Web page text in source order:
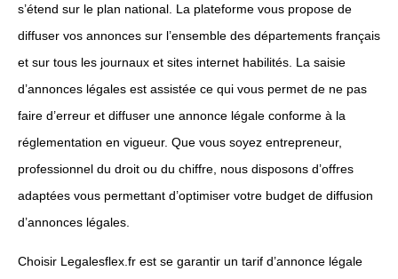
s’étend sur le plan national. La plateforme vous propose de
diffuser vos annonces sur l’ensemble des départements français
et sur tous les journaux et sites internet habilités. La saisie
d’annonces légales est assistée ce qui vous permet de ne pas
faire d’erreur et diffuser une annonce légale conforme à la
réglementation en vigueur. Que vous soyez entrepreneur,
professionnel du droit ou du chiffre, nous disposons d’offres
adaptées vous permettant d’optimiser votre budget de diffusion
d’annonces légales.
Choisir Legalesflex.fr est se garantir un tarif d’annonce légale